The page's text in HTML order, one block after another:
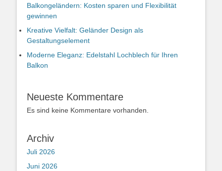
Balkongeländern: Kosten sparen und Flexibilität
gewinnen
Kreative Vielfalt: Geländer Design als
Gestaltungselement
Moderne Eleganz: Edelstahl Lochblech für Ihren
Balkon
Neueste Kommentare
Es sind keine Kommentare vorhanden.
Archiv
Juli 2026
Juni 2026